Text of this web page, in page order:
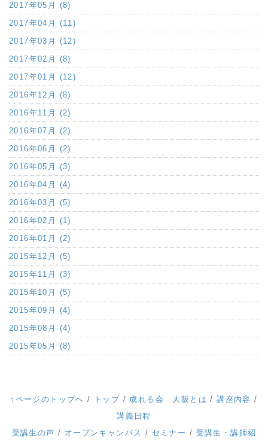
2017年05月 (8)
2017年04月 (11)
2017年03月 (12)
2017年02月 (8)
2017年01月 (12)
2016年12月 (8)
2016年11月 (2)
2016年07月 (2)
2016年06月 (2)
2016年05月 (3)
2016年04月 (4)
2016年03月 (5)
2016年02月 (1)
2016年01月 (2)
2015年12月 (5)
2015年11月 (3)
2015年10月 (5)
2015年09月 (4)
2015年08月 (4)
2015年05月 (8)
↑ページのトップへ / トップ / 成れる会 大阪とは /講座内容 /
講義日程
受講生の声 / オープンキャンパス / セミナー / 受講生・講師紹